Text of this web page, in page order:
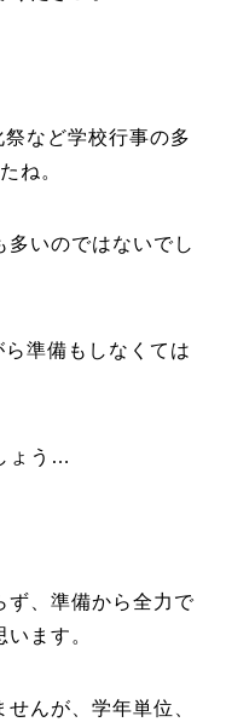
など学校行事の多
ね。
多いのではないでし
準備もしなくては
ょう…
ず、準備から全力で
ます。
んが、学年単位、